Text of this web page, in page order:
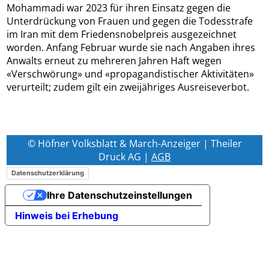
Mohammadi war 2023 für ihren Einsatz gegen die
Unterdrückung von Frauen und gegen die Todesstrafe
im Iran mit dem Friedensnobelpreis ausgezeichnet
worden. Anfang Februar wurde sie nach Angaben ihres
Anwalts erneut zu mehreren Jahren Haft wegen
«Verschwörung» und «propagandistischer Aktivitäten»
verurteilt; zudem gilt ein zweijähriges Ausreiseverbot.
© Höfner Volksblatt & March-Anzeiger | Theiler
Druck AG | AGB
Datenschutzerklärung
Hinweis bei Erhebung
Ihre Datenschutzeinstellungen